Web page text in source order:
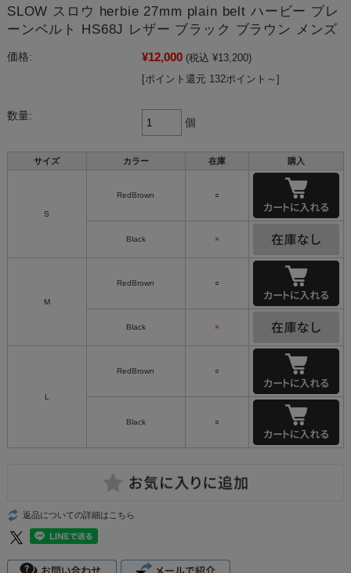
SLOW スロウ herbie 27mm plain belt ハービー プレ
ーンベルト HS68J レザー ブラック ブラウン メンズ
価格: ¥12,000 (税込 ¥13,200)
[ポイント還元 132ポイント～]
数量:
個
サイズ カラー 在庫 購入
S
RedBrown ○
Black ×
M
RedBrown ○
Black ×
L
RedBrown ○
Black ○
返品についての詳細はこちら